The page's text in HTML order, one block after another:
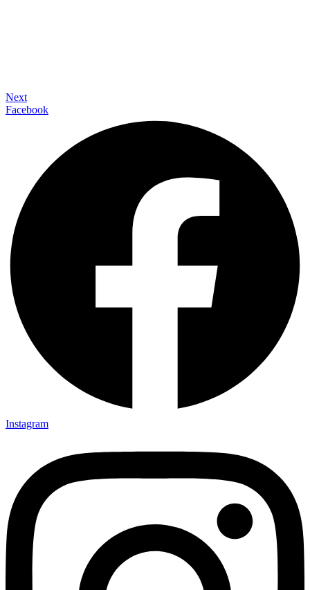
Next
Facebook
Instagram